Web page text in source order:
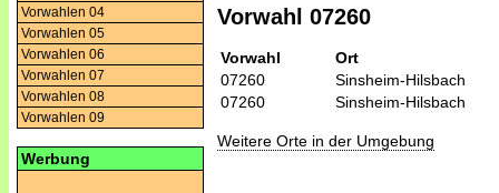
Vorwahlen 04
Vorwahlen 05
Vorwahlen 06
Vorwahlen 07
Vorwahlen 08
Vorwahlen 09
Werbung
Vorwahl 07260
Vorwahl
Ort
07260
Sinsheim-Hilsbach
07260
Sinsheim-Hilsbach
Weitere Orte in der Umgebung